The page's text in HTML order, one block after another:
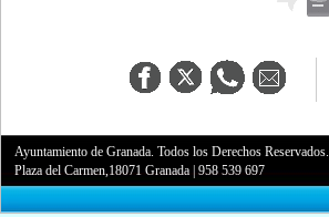
Ayuntamiento de Granada. Todos los Derechos Reservados.
Plaza del Carmen,18071 Granada |958 539 697